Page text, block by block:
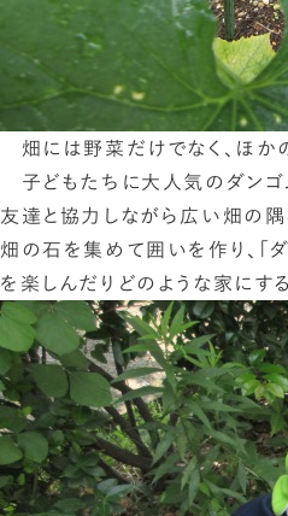
畑には野菜だけでなく、ほか
子どもたちに大人気のダンゴ
友達と協力しながら広い畑の隅
畑の石を集めて囲いを作り、「
を楽しんだりどのような家にす